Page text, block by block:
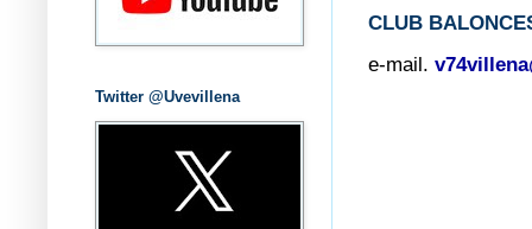
CLUB
e-mail.
Twitter @Uvevillena